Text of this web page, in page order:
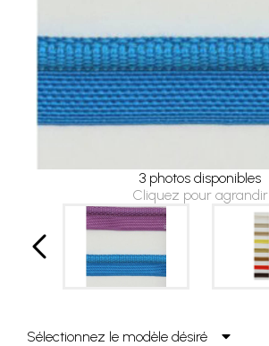
3 photos disponibles
Cliquez pour agrandir
Sélectionnez le modèle désiré